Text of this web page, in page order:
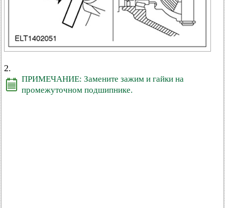
2.
ПРИМЕЧАНИЕ: Замените зажим и гайки на
промежуточном подшипнике.